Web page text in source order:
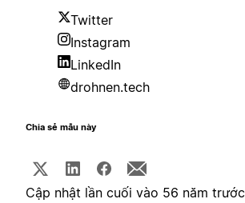
Twitter
Instagram
LinkedIn
drohnen.tech
Chia sẻ mẫu này
Cập nhật lần cuối vào 56 năm trước